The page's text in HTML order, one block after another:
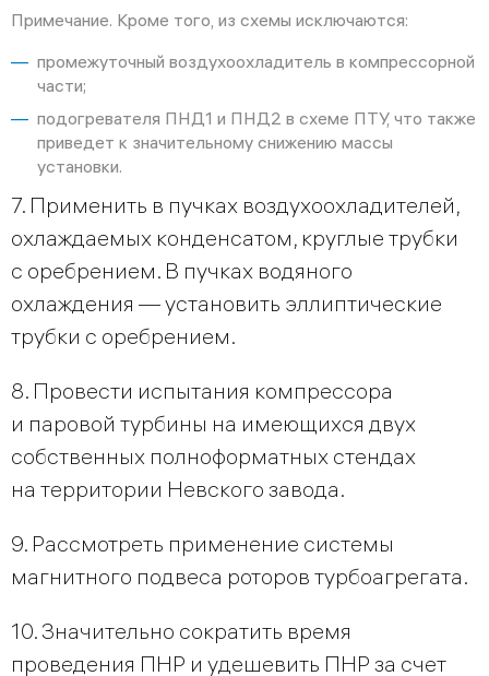
Примечание. Кроме того, из схемы исключаются:
промежуточный воздухоохладитель в компрессорной
части;
подогревателя ПНД1 и ПНД2 в схеме ПТУ, что также
приведет к значительному снижению массы
установки.
7. Применить в пучках воздухоохладителей,
охлаждаемых конденсатом, круглые трубки
с оребрением. В пучках водяного
охлаждения — установить эллиптические
трубки с оребрением.
8. Провести испытания компрессора
и паровой турбины на имеющихся двух
собственных полноформатных стендах
на территории Невского завода.
9. Рассмотреть применение системы
магнитного подвеса роторов турбоагрегата.
10. Значительно сократить время
проведения ПНР и удешевить ПНР за счет